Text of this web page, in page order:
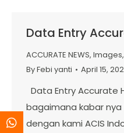
Data Entry
ACCURATE NEWS, Images,
ByFebi yanti April 15,
Data Entry Accurate
bagaimana kabar nya
dengan kami ACIS